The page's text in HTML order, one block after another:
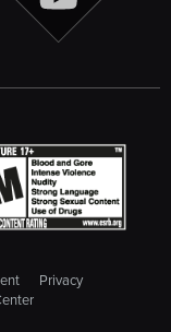
Privacy